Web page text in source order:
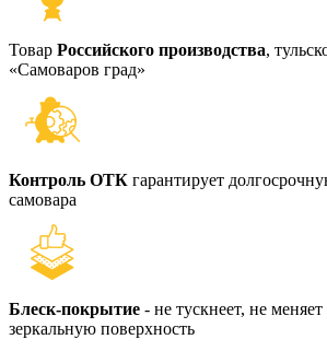
Товар Российского производства,
«Самоваров град»
Контроль ОТК гарантирует
самовара
Блеск-покрытие - не тускнеет, не
зеркальную поверхность